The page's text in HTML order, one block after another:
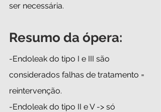
ser necessária.
Resumo da ópera:
-Endoleak do tipo I e III são
considerados falhas de tratamento =
reintervenção.
-Endoleak do tipo II e V -> só